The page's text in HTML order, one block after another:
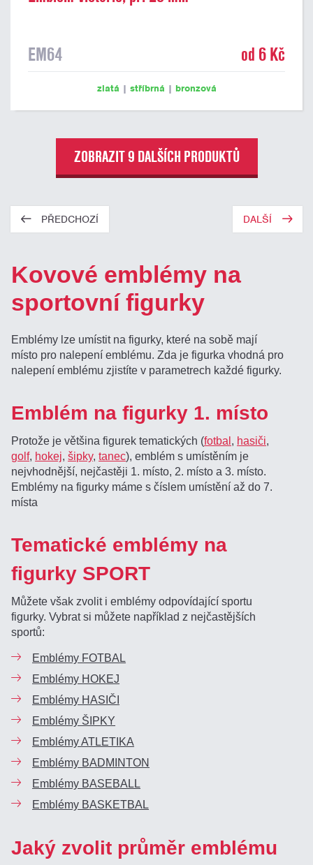
EM64 od 6 Kč
zlatá | stříbrná | bronzová
ZOBRAZIT 9 DALŠÍCH PRODUKTŮ
PŘEDCHOZÍ DALŠÍ
Kovové emblémy na
sportovní figurky
Emblémy lze umístit na figurky, které na sobě mají
místo pro nalepení emblému. Zda je figurka vhodná pro
nalepení emblému zjistíte v parametrech každé figurky.
Emblém na figurky 1. místo
Protože je většina figurek tematických (fotbal, hasiči,
golf, hokej,šipky,tanec), emblém s umístěním je
nejvhodnější, nejčastěji 1. místo, 2. místo a 3. místo.
Emblémy na figurky máme s číslem umístění až do 7.
místa
Tematické emblémy na
figurky SPORT
Můžete však zvolit i emblémy odpovídající sportu
figurky. Vybrat si můžete například z nejčastějších
sportů:
Emblémy FOTBAL
Emblémy HOKEJ
Emblémy HASIČI
Emblémy ŠIPKY
Emblémy ATLETIKA
Emblémy BADMINTON
Emblémy BASEBALL
Emblémy BASKETBAL
Jaký zvolit průměr emblému